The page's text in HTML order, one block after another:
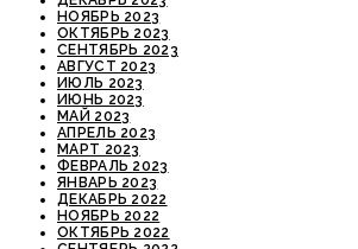
НОЯБРЬ 2023
ОКТЯБРЬ 2023
СЕНТЯБРЬ 2023
АВГУСТ 2023
ИЮЛЬ 2023
ИЮНЬ 2023
МАЙ 2023
АПРЕЛЬ 2023
МАРТ 2023
ФЕВРАЛЬ 2023
ЯНВАРЬ 2023
ДЕКАБРЬ 2022
НОЯБРЬ 2022
ОКТЯБРЬ 2022